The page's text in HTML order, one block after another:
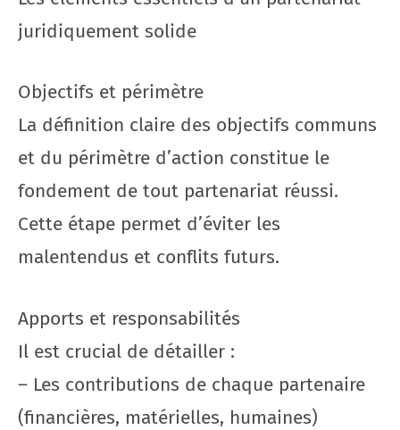
juridiquement solide
Objectifs et périmètre
La définition claire des objectifs communs
et du périmètre d’action constitue le
fondement de tout partenariat réussi.
Cette étape permet d’éviter les
malentendus et conflits futurs.
Apports et responsabilités
Il est crucial de détailler :
– Les contributions de chaque partenaire
(financières, matérielles, humaines)